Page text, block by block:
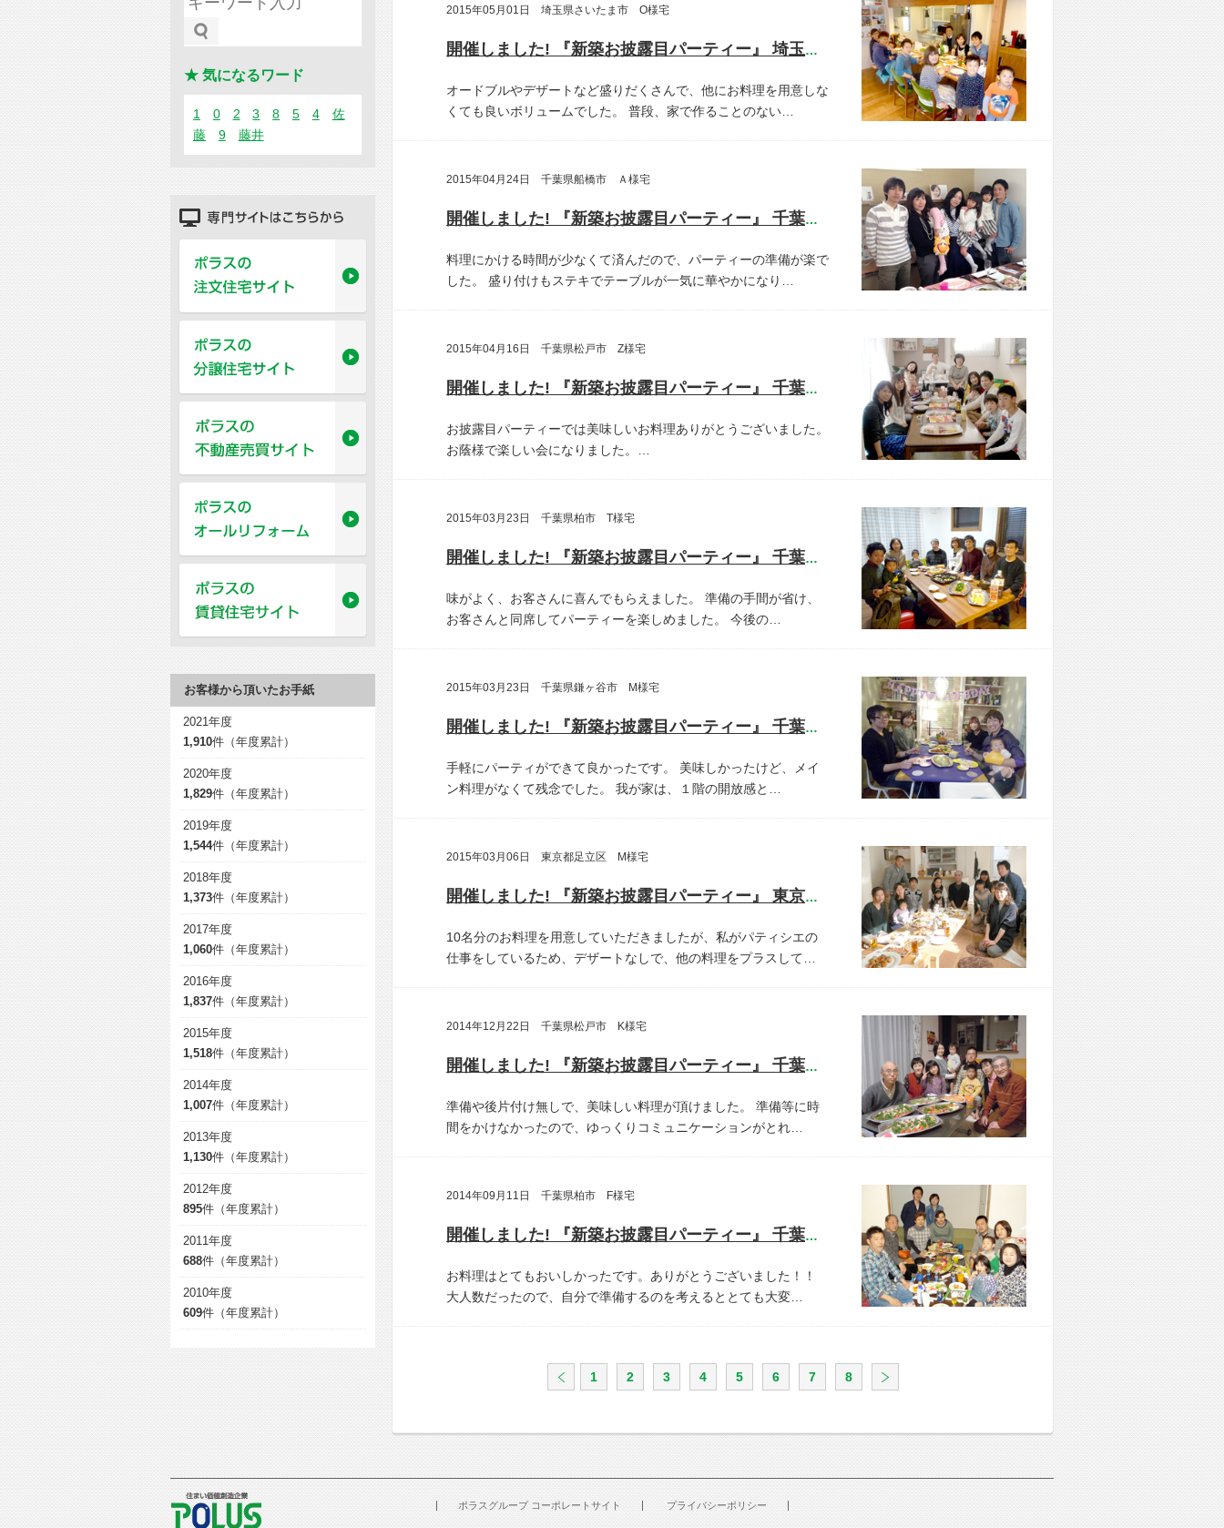
2015年05月01日 埼玉県さいたま市 O様宅
開催しました! 『新築お披露目パーティー』 埼玉県さいたま市 O様宅
オードブルやデザートなど盛りだくさんで、他にお料理を用意しな
くても良いボリュームでした。
普段、家で作ることのない…
2015年04月24日 千葉県船橋市 Ａ様宅
開催しました! 『新築お披露目パーティー』 千葉県船橋市 A様宅
料理にかける時間が少なくて済んだので、パーティーの準備が楽で
した。
盛り付けもステキでテーブルが一気に華やかになり…
2015年04月16日 千葉県松戸市 Z様宅
開催しました! 『新築お披露目パーティー』 千葉県松戸市 Z様宅
お披露目パーティーでは美味しいお料理ありがとうございました。
お蔭様で楽しい会になりました。…
2015年03月23日 千葉県柏市 T様宅
開催しました! 『新築お披露目パーティー』 千葉県柏市 T様宅
味がよく、お客さんに喜んでもらえました。
準備の手間が省け、
お客さんと同席してパーティーを楽しめました。
今後の…
2015年03月23日 千葉県鎌ヶ谷市 M様宅
開催しました! 『新築お披露目パーティー』 千葉県鎌ヶ谷市 M様宅
手軽にパーティができて良かったです。
美味しかったけど、メイ
ン料理がなくて残念でした。
我が家は、１階の開放感と…
2015年03月06日 東京都足立区 M様宅
開催しました! 『新築お披露目パーティー』 東京都足立区 M様宅
10名分のお料理を用意していただきましたが、私がパティシエの
仕事をしているため、デザートなしで、他の料理をプラスして…
2014年12月22日 千葉県松戸市 K様宅
開催しました! 『新築お披露目パーティー』 千葉県松戸市 K様宅
準備や後片付け無しで、美味しい料理が頂けました。
準備等に時
間をかけなかったので、ゆっくりコミュニケーションがとれ…
2014年09月11日 千葉県柏市 F様宅
開催しました! 『新築お披露目パーティー』 千葉県柏市 F様宅
お料理はとてもおいしかったです。ありがとうございました！！
大人数だったので、自分で準備するのを考えるととても大変…
1 2 3 4 5 6 7 8
★ 気になるワード
1 0 2 3 8 5 4
佐
藤
9 藤井
お客様から頂いたお手紙
2021年度
1,910件（年度累計）
2020年度
1,829件（年度累計）
2019年度
1,544件（年度累計）
2018年度
1,373件（年度累計）
2017年度
1,060件（年度累計）
2016年度
1,837件（年度累計）
2015年度
1,518件（年度累計）
2014年度
1,007件（年度累計）
2013年度
1,130件（年度累計）
2012年度
895件（年度累計）
2011年度
688件（年度累計）
2010年度
609件（年度累計）
ポラスグループ コーポレートサイト
プライバシーポリシー